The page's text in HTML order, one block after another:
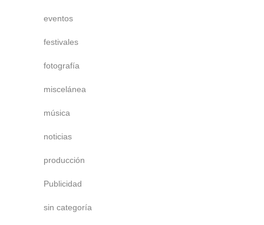
eventos
festivales
fotografía
miscelánea
música
noticias
producción
Publicidad
sin categoría